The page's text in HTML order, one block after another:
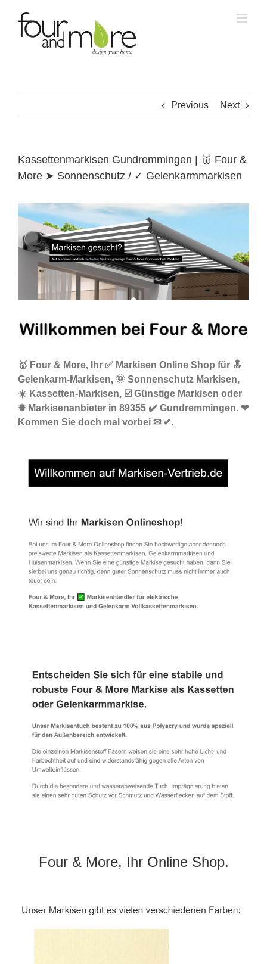
content
Previous Next
Kassettenmarkisen Gundremmingen | 🥇 Four &
More ➤ Sonnenschutz / ✓ Gelenkarmmarkisen
🥇 Four & More, Ihr ✅ Markisen Online Shop für 🔝
Gelenkarm-Markisen, 🌞 Sonnenschutz Markisen,
☀️ Kassetten-Markisen, ☑️ Günstige Markisen oder
✹ Markisenanbieter in 89355 ✔️ Gundremmingen. ❤
Kommen Sie doch mal vorbei ✉ ✔.
Four & More, Ihr Online Shop.